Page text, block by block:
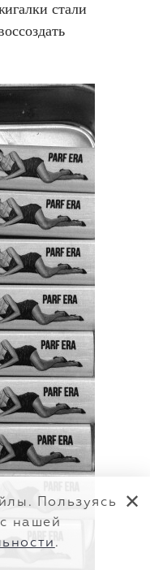
стали
Пользуясь
нашей
.
✕